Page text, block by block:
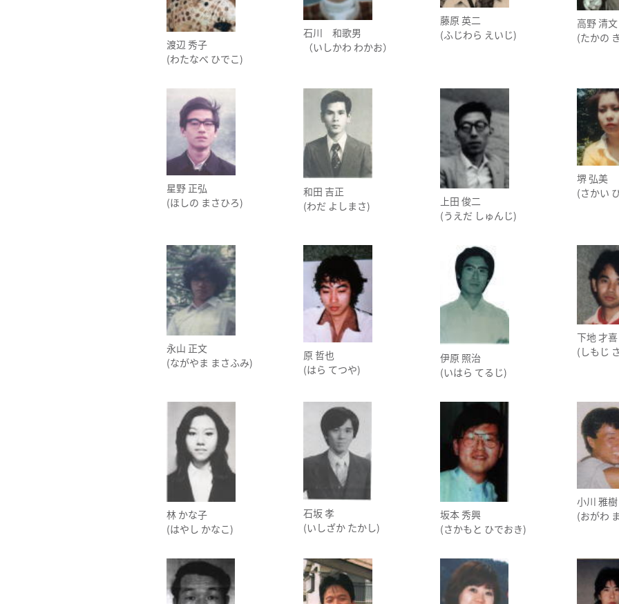
渡辺 秀子
(わたなべ ひでこ)
石川 和歌男
（いしかわ わかお）
藤原 英二
(ふじわら えいじ)
高野 清文
(たかの
星野 正弘
(ほしの まさひろ)
和田 吉正
(わだ よしまさ)
上田 俊二
(うえだ しゅんじ)
堺 弘美
(さかい
永山 正文
(ながやま まさふみ)
原 哲也
(はら てつや)
伊原 照治
(いはら てるじ)
下地 才喜
(しもじ
林 かな子
(はやし かなこ)
石坂 孝
(いしざか たかし)
坂本 秀興
(さかもと ひでおき)
小川 雅樹
(おがわ